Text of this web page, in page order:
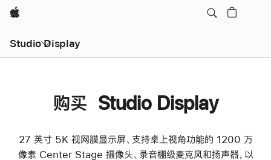
Apple
Studio Display
购买 Studio Display
27 英寸 5K 视网膜显示屏、支持桌上视角功能的 1200 万
像素 Center Stage 摄像头、录音棚级麦克风和扬声器，以